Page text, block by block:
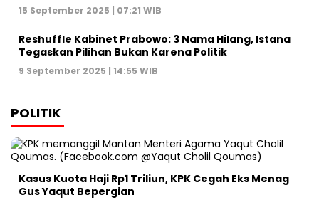
15 September 2025 | 07:21 WIB
Reshuffle Kabinet Prabowo: 3 Nama Hilang, Istana
Tegaskan Pilihan Bukan Karena Politik
9 September 2025 | 14:55 WIB
POLITIK
Kasus Kuota Haji Rp1 Triliun, KPK Cegah Eks Menag
Gus Yaqut Bepergian